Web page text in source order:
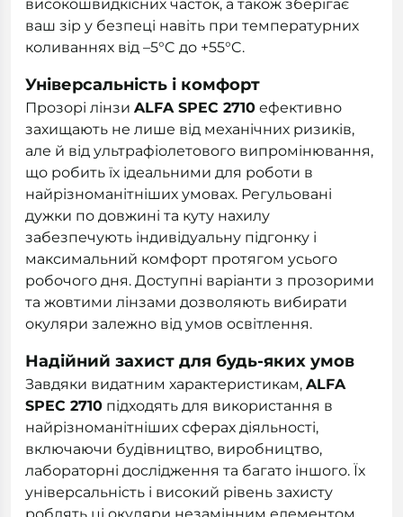
високошвидкісних часток, а також зберігає
ваш зір у безпеці навіть при температурних
коливаннях від –5°C до +55°C.
Універсальність і комфорт
Прозорі лінзи ALFA SPEC 2710 ефективно
захищають не лише від механічних ризиків,
але й від ультрафіолетового випромінювання,
що робить їх ідеальними для роботи в
найрізноманітніших умовах. Регульовані
дужки по довжині та куту нахилу
забезпечують індивідуальну підгонку і
максимальний комфорт протягом усього
робочого дня. Доступні варіанти з прозорими
та жовтими лінзами дозволяють вибирати
окуляри залежно від умов освітлення.
Надійний захист для будь-яких умов
Завдяки видатним характеристикам, ALFA
SPEC 2710 підходять для використання в
найрізноманітніших сферах діяльності,
включаючи будівництво, виробництво,
лабораторні дослідження та багато іншого. Їх
універсальність і високий рівень захисту